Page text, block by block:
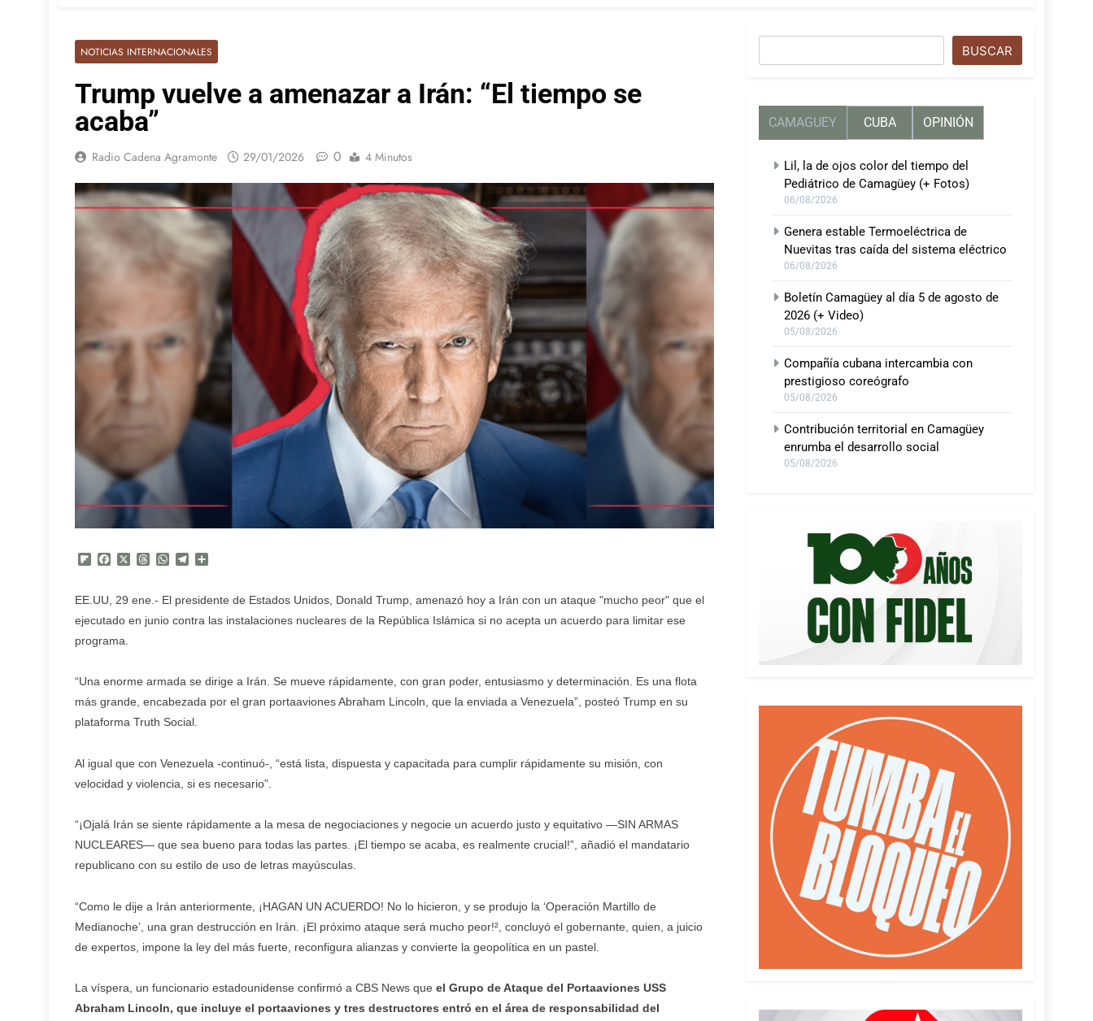
NOTICIAS INTERNACIONALES
Trump vuelve a amenazar a Irán: “El tiempo se
acaba”
Radio Cadena Agramonte 29/01/2026 0 4 Minutos
Flipboard
Facebook
X Threads
WhatsApp
Telegram
EE.UU, 29 ene.- El presidente de Estados Unidos, Donald Trump, amenazó hoy a Irán con un ataque "mucho peor" que el
ejecutado en junio contra las instalaciones nucleares de la República Islámica si no acepta un acuerdo para limitar ese
programa.
“Una enorme armada se dirige a Irán. Se mueve rápidamente, con gran poder, entusiasmo y determinación. Es una flota
más grande, encabezada por el gran portaaviones Abraham Lincoln, que la enviada a Venezuela”, posteó Trump en su
plataforma Truth Social.
Al igual que con Venezuela -continuó-, “está lista, dispuesta y capacitada para cumplir rápidamente su misión, con
velocidad y violencia, si es necesario”.
“¡Ojalá Irán se siente rápidamente a la mesa de negociaciones y negocie un acuerdo justo y equitativo —SIN ARMAS
NUCLEARES— que sea bueno para todas las partes. ¡El tiempo se acaba, es realmente crucial!”, añadió el mandatario
republicano con su estilo de uso de letras mayúsculas.
“Como le dije a Irán anteriormente, ¡HAGAN UN ACUERDO! No lo hicieron, y se produjo la ‘Operación Martillo de
Medianoche’, una gran destrucción en Irán. ¡El próximo ataque será mucho peor!², concluyó el gobernante, quien, a juicio
de expertos, impone la ley del más fuerte, reconfigura alianzas y convierte la geopolítica en un pastel.
La víspera, un funcionario estadounidense confirmó a CBS News que el Grupo de Ataque del Portaaviones USS
Abraham Lincoln, que incluye el portaaviones y tres destructores entró en el área de responsabilidad del
BUSCAR
CAMAGUEY CUBA OPINIÓN
Lil, la de ojos color del tiempo del
Pediátrico de Camagüey (+ Fotos)
06/08/2026
Genera estable Termoeléctrica de
Nuevitas tras caída del sistema eléctrico
06/08/2026
Boletín Camagüey al día 5 de agosto de
2026 (+ Video)
05/08/2026
Compañía cubana intercambia con
prestigioso coreógrafo
05/08/2026
Contribución territorial en Camagüey
enrumba el desarrollo social
05/08/2026